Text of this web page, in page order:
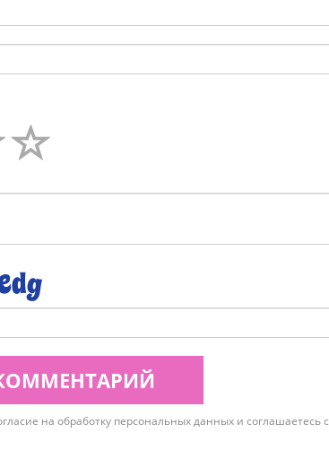
на обработку персональных данных и соглашаетесь с